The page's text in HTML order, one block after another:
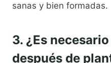
sanas y bien formadas.
3. ¿Es
después de